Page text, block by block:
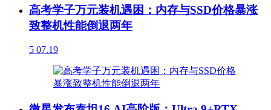
高考学子万元装机遇困：内存与SSD价格暴涨
致整机性能倒退两年
5 07.19